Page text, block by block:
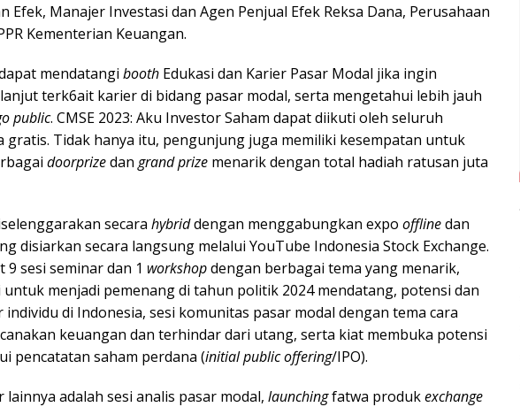
Efek, Manajer Investasi dan Agen Penjual Efek Reksa Dana, Perusahaan
Kementerian Keuangan.
mendatangi booth Edukasi dan Karier Pasar Modal jika ingin
terk6ait karier di bidang pasar modal, serta mengetahui lebih jauh
public. CMSE 2023: Aku Investor Saham dapat diikuti oleh seluruh
gratis. Tidak hanya itu, pengunjung juga memiliki kesempatan untuk
doorprizedan grand prize menarik dengan total hadiah ratusan juta
secara hybriddengan menggabungkan expo offlinedan
disiarkan secara langsung melalui YouTube Indonesia Stock Exchange.
sesi seminar dan 1 workshopdengan berbagai tema yang menarik,
menjadi pemenang di tahun politik 2024 mendatang, potensi dan
di Indonesia, sesi komunitas pasar modal dengan tema cara
keuangan dan terhindar dari utang, serta kiat membuka potensi
pencatatan saham perdana (initial public offering/IPO).
lainnya adalah sesi analis pasar modal, launchingfatwa produkexchange